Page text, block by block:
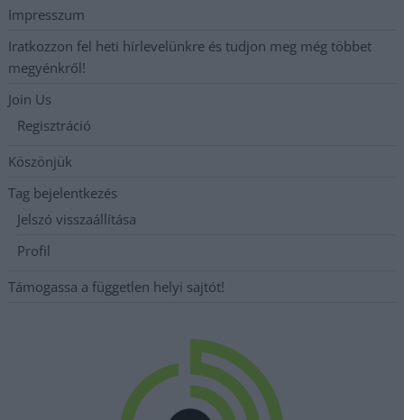
Impresszum
Iratkozzon fel heti hírlevelünkre és tudjon meg még többet
megyénkről!
Join Us
Regisztráció
Köszönjük
Tag bejelentkezés
Jelszó visszaállítása
Profil
Támogassa a független helyi sajtót!